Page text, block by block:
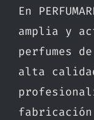
En
amplia y
perfumes
alta
fabricación